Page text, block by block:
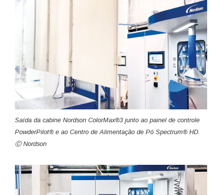
Saída da cabine Nordson ColorMax®3 junto ao painel de controle
PowderPilot® e ao Centro de Alimentação de Pó Spectrum® HD.
Ⓒ Nordson